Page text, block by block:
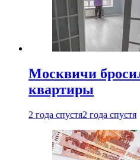
Москвичи
квартиры
2 года спустя2 года спустя